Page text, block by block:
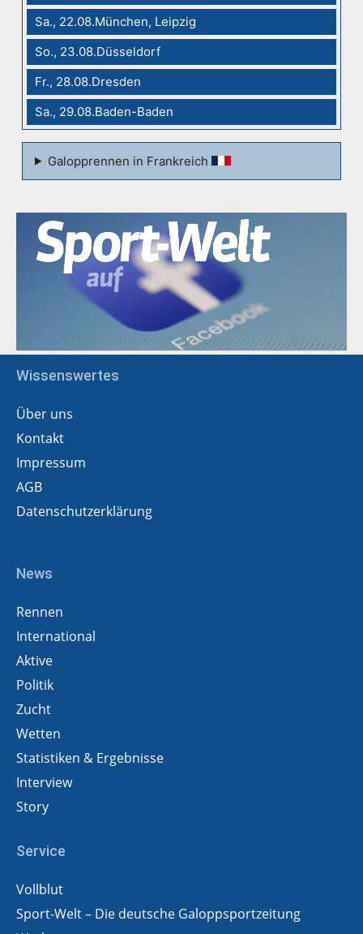
Sa., 22.08.München, Leipzig
So., 23.08.Düsseldorf
Fr., 28.08.Dresden
Sa., 29.08.Baden-Baden
Galopprennen in Frankreich
Wissenswertes
Über uns
Kontakt
Impressum
AGB
Datenschutzerklärung
News
Rennen
International
Aktive
Politik
Zucht
Wetten
Statistiken & Ergebnisse
Interview
Story
Service
Vollblut
Sport-Welt – Die deutsche Galoppsportzeitung